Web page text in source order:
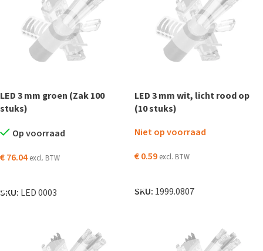
LED 3 mm groen (Zak 100
stuks)
Op voorraad
€76.04 excl. BTW
SKU: LED 0003
LED 3 mm wit, licht rood op
(10 stuks)
Niet op voorraad
€0.59 excl. BTW
SKU: 1999.0807